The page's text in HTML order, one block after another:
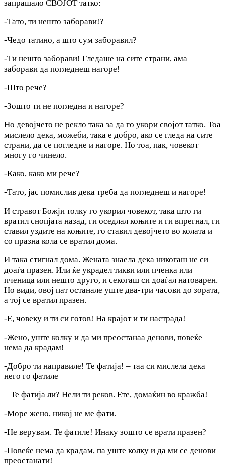
запрашало СВОЈОТ татко:
-Тато, ти нешто заборави!?
-Чедо татино, а што сум заборавил?
-Ти нешто заборави! Гледаше на сите страни, ама
заборави да погледнеш нагоре!
-Што рече?
-Зошто ти не погледна и нагоре?
Ho девојчето не рекло така за да го укори својот татко. Тоа
мислело дека, можеби, така е добро, ако се гледа на сите
страни, да се погледне и нагоре. Но тоа, пак, човекот
многу го чинело.
-Како, како ми рече?
-Тато, јас помислив дека треба да погледнеш и нагоре!
И стравот Божји толку го укорил човекот, така што ги
вратил снопјата назад, ги оседлал коњите и ги впрегнал, ги
ставил уздите на коњите, го ставил девојчето во колата и
co празна кола се вратил дома.
И така стигнал дома. Жената знаела дека никогаш не си
доаѓа празен. Или ќе украдел тикви или пченка или
пченица или нешто друго, и секогаш си доаѓал натоварен.
Ho види, овој пат останале уште два-три часови до зората,
a тој се вратил празен.
-Е, човеку и ти си готов! На крајот и ти настрада!
-Жено, уште колку и да ми преостанаа денови, повеќе
нема да крадам!
-Добро ти направиле! Те фатија! – таа си мислела дека
него го фатиле
– Те фатија ли? Нели ти реков. Ете, домаќин во кражба!
-Море жено, никој не ме фати.
-He верувам. Те фатиле! Инаку зошто се врати празен?
-Повеќе нема да крадам, па уште колку и да ми се денови
преостанати!